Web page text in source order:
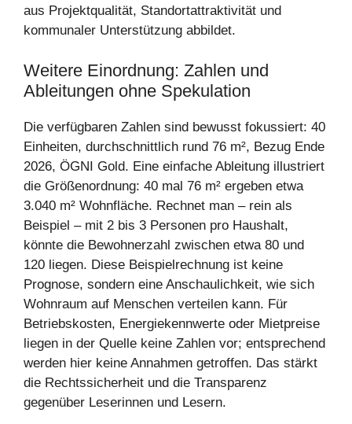
aus Projektqualität, Standortattraktivität und
kommunaler Unterstützung abbildet.
Weitere Einordnung: Zahlen und
Ableitungen ohne Spekulation
Die verfügbaren Zahlen sind bewusst fokussiert: 40
Einheiten, durchschnittlich rund 76 m², Bezug Ende
2026, ÖGNI Gold. Eine einfache Ableitung illustriert
die Größenordnung: 40 mal 76 m² ergeben etwa
3.040 m² Wohnfläche. Rechnet man – rein als
Beispiel – mit 2 bis 3 Personen pro Haushalt,
könnte die Bewohnerzahl zwischen etwa 80 und
120 liegen. Diese Beispielrechnung ist keine
Prognose, sondern eine Anschaulichkeit, wie sich
Wohnraum auf Menschen verteilen kann. Für
Betriebskosten, Energiekennwerte oder Mietpreise
liegen in der Quelle keine Zahlen vor; entsprechend
werden hier keine Annahmen getroffen. Das stärkt
die Rechtssicherheit und die Transparenz
gegenüber Leserinnen und Lesern.